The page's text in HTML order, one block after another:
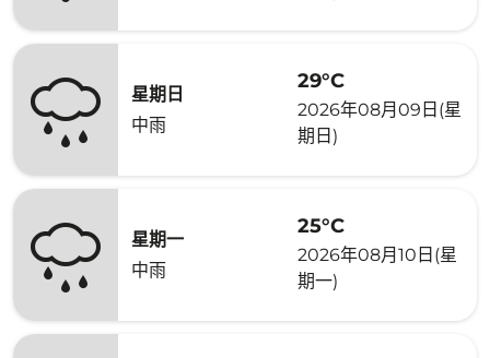
星期日
中雨
29°C
2026年08月09日(星
期日)
星期一
中雨
25°C
2026年08月10日(星
期一)